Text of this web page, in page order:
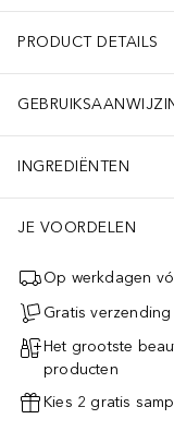
PRODUCT DETAILS
INGREDIËNTEN
JE VOORDELEN
Op werkdagen
Gratis
Het grootste
producten
Kies 2 gratis